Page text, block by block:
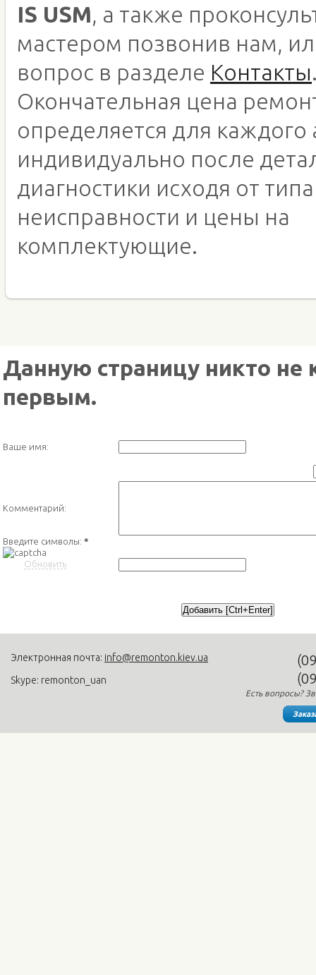
IS USM, а также
мастером позвонив нам,
вопрос в разделе Контакты
Окончательная цена
определяется для каждого
индивидуально после
диагностики исходя от типа
неисправности и цены на
комплектующие.
Данную страницу никто
первым.
Ваше имя:
Комментарий:
Введите символы: *
Обновить
Электронная почта: info@remonton.kiev.ua
Skype: remonton_uan
Есть вопросы?